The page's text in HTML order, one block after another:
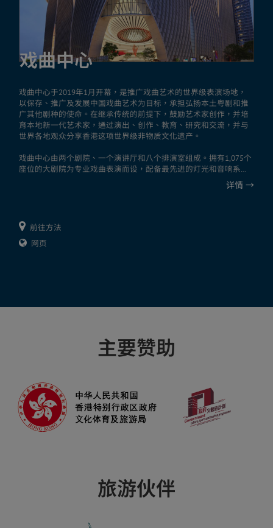
戏曲中心
戏曲中心于2019年1月开幕，是推广戏曲艺术的世界级表演场地，
以保存、推广及发展中国戏曲艺术为目标，承担弘扬本土粤剧和推
广其他剧种的使命。在继承传统的前提下，鼓励艺术家创作，并培
育本地新一代艺术家，通过演出、创作、教育、研究和交流，并与
世界各地观众分享香港这项世界级非物质文化遗产。
戏曲中心由两个剧院、一个演讲厅和八个排演室组成。拥有1,075个
座位的大剧院为专业戏曲表演而设，配备最先进的灯光和音响系
统。茶馆剧场则配备当代中式家俱，重现精致典雅的传统茶馆环境
和体验，观众可一边近距离欣赏戏曲表演，一边品茶和享用精美点
楼高八层的戏曲中心由谭秉荣建筑事务所（现称Revery
分体现了戏曲文化的精粹，从流线外型到空间的铺排处理，呈现出
详情→
前往方法
网页
主要赞助
旅游伙伴